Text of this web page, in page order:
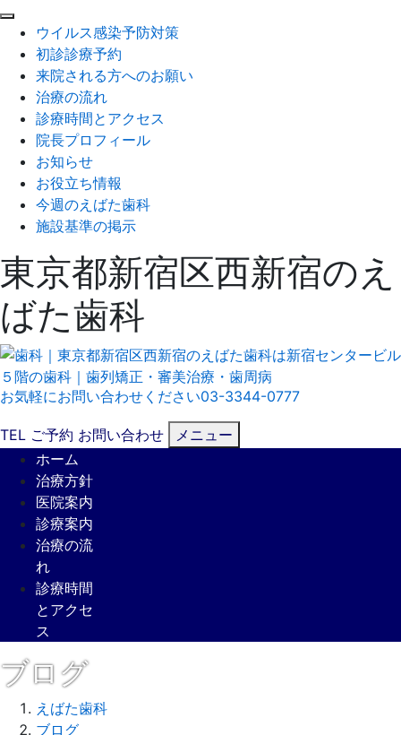
ウイルス感染予防対策
初診診療予約
来院される方へのお願い
治療の流れ
診療時間とアクセス
院長プロフィール
お知らせ
お役立ち情報
今週のえばた歯科
施設基準の掲示
東京都新宿区西新宿のえ
ばた歯科
お気軽にお問い合わせください03-3344-0777
TEL ご予約 お問い合わせ
メニュー
ホーム
治療方針
医院案内
診療案内
治療の流
れ
診療時間
とアクセ
ス
ブログ
えばた歯科
ブログ